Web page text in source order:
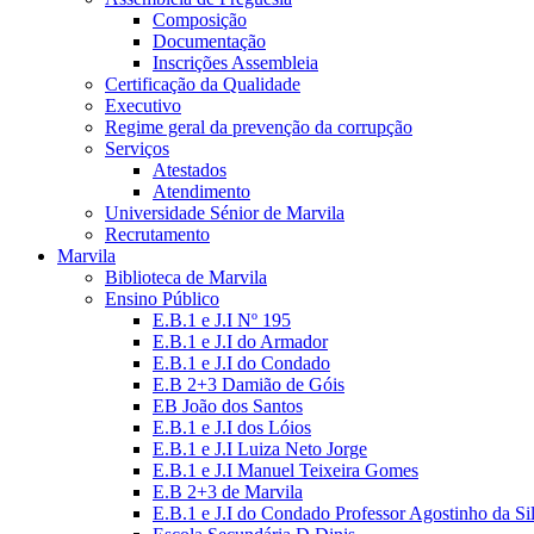
Composição
Documentação
Inscrições Assembleia
Certificação da Qualidade
Executivo
Regime geral da prevenção da corrupção
Serviços
Atestados
Atendimento
Universidade Sénior de Marvila
Recrutamento
Marvila
Biblioteca de Marvila
Ensino Público
E.B.1 e J.I Nº 195
E.B.1 e J.I do Armador
E.B.1 e J.I do Condado
E.B 2+3 Damião de Góis
EB João dos Santos
E.B.1 e J.I dos Lóios
E.B.1 e J.I Luiza Neto Jorge
E.B.1 e J.I Manuel Teixeira Gomes
E.B 2+3 de Marvila
E.B.1 e J.I do Condado Professor Agostinho da